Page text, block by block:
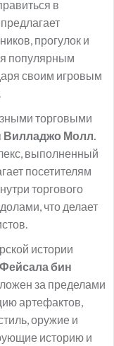
в
прогулок и
популярным
своим игровым
торговыми
Вилладжо Молл.
выполненный
посетителям
торгового
что делает
истории
бин
за пределами
артефактов,
оружие и
историю и